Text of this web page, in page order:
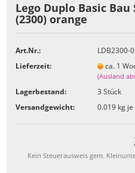
Lego Duplo Basic Bau
(2300) orange
Art.Nr.:
LDB2300-
Lieferzeit:
ca. 1
(Ausland
Lagerbestand: 3 Stück
Versandgewicht:
0.019kg je
Kein Steuerausweis gem.